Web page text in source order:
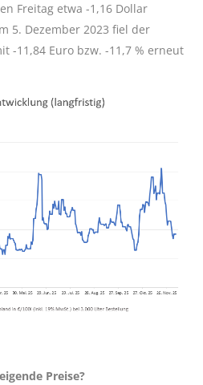
Freitag etwa -1,16 Dollar
5. Dezember 2023 fiel der
-11,84 Euro bzw. -11,7 % erneut
Preise?